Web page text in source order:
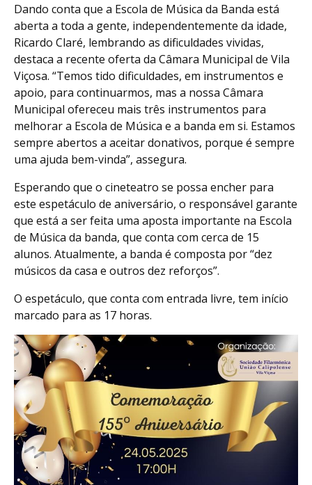
Dando conta que a Escola de Música da Banda está
aberta a toda a gente, independentemente da idade,
Ricardo Claré, lembrando as dificuldades vividas,
destaca a recente oferta da Câmara Municipal de Vila
Viçosa. “Temos tido dificuldades, em instrumentos e
apoio, para continuarmos, mas a nossa Câmara
Municipal ofereceu mais três instrumentos para
melhorar a Escola de Música e a banda em si. Estamos
sempre abertos a aceitar donativos, porque é sempre
uma ajuda bem-vinda”, assegura.
Esperando que o cineteatro se possa encher para
este espetáculo de aniversário, o responsável garante
que está a ser feita uma aposta importante na Escola
de Música da banda, que conta com cerca de 15
alunos. Atualmente, a banda é composta por “dez
músicos da casa e outros dez reforços”.
O espetáculo, que conta com entrada livre, tem início
marcado para as 17 horas.